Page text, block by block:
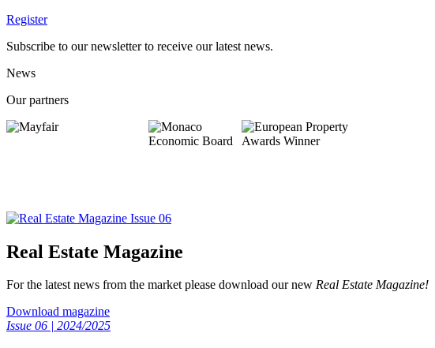
Register
Subscribe to our newsletter to receive our latest news.
News
Our partners
Real Estate Magazine
For the latest news from the market please download our new Real Estate Magazine!
Download magazine
Issue 06 | 2024/2025